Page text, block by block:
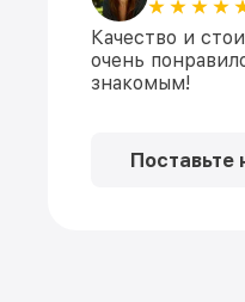
Качество и
очень
знакомым!
Поставьте